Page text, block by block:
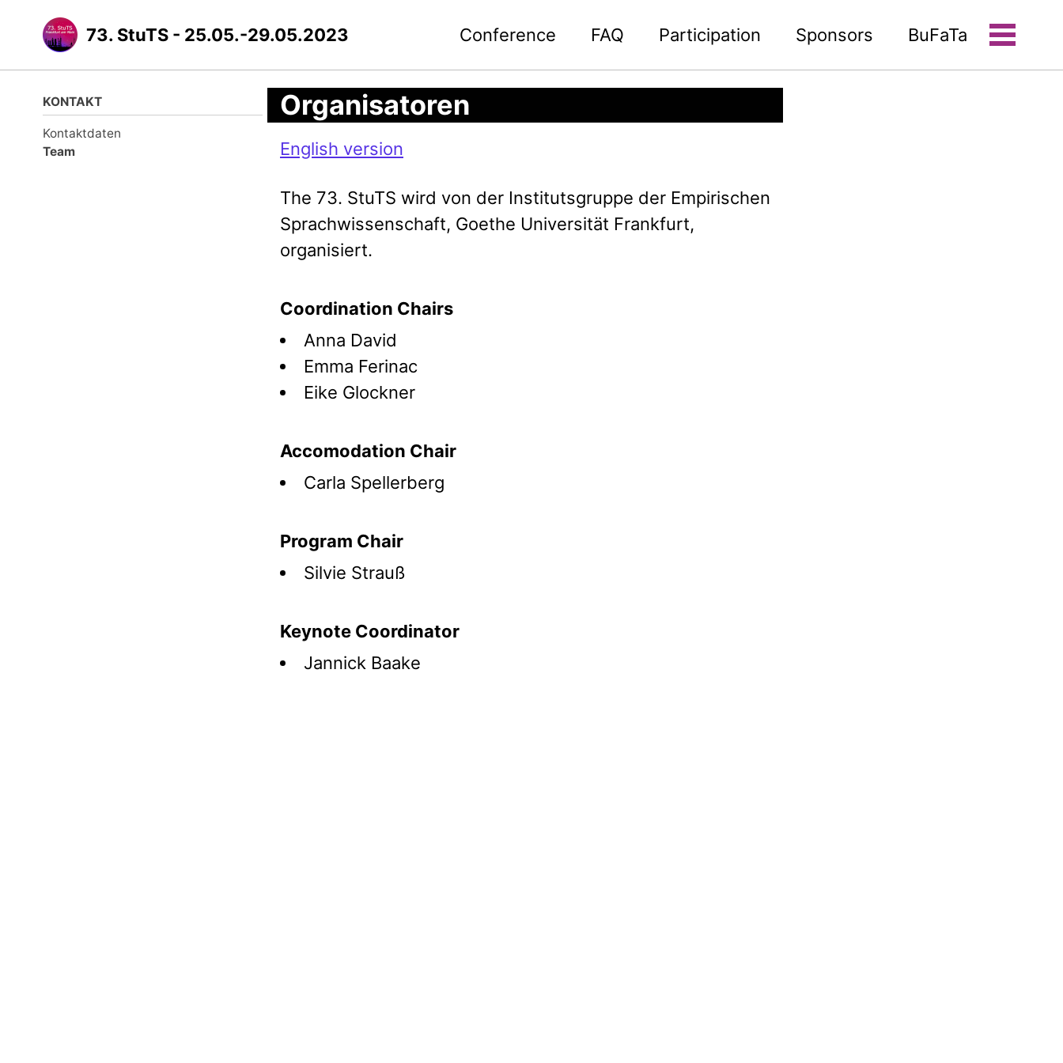
73. StuTS - 25.05.-29.05.2023 Conference FAQ Participation Sponsors BuFaTa
Toggle
KONTAKT
Kontaktdaten
Team
Organisatoren
English version
The 73. StuTS wird von der Institutsgruppe der Empirischen
Sprachwissenschaft, Goethe Universität Frankfurt,
organisiert.
Coordination Chairs
Anna David
Emma Ferinac
Eike Glockner
Accomodation Chair
Carla Spellerberg
Program Chair
Silvie Strauß
Keynote Coordinator
Jannick Baake